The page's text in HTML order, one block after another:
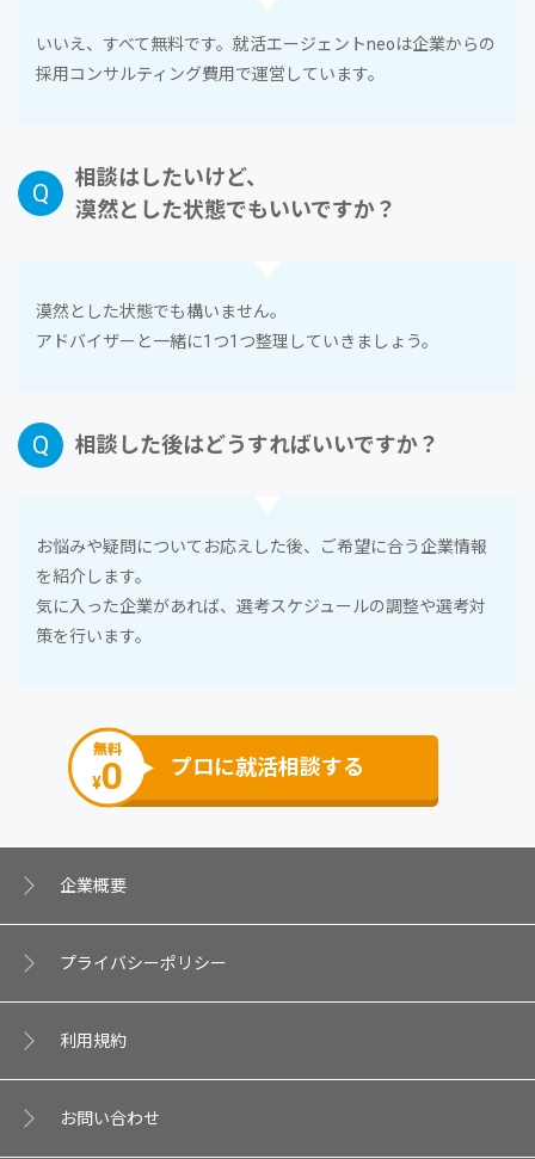
いいえ、すべて無料です。就活エージェントneoは企業からの
採⽤コンサルティング費⽤で運営しています。
相談はしたいけど、
漠然とした状態でもいいですか？
漠然とした状態でも構いません。
アドバイザーと⼀緒に1つ1つ整理していきましょう。
相談した後はどうすればいいですか？
お悩みや疑問についてお応えした後、ご希望に合う企業情報
を紹介します。
気に⼊った企業があれば、選考スケジュールの調整や選考対
策を⾏います。
無料
¥0 プロに就活相談する
企業概要
プライバシーポリシー
利⽤規約
お問い合わせ